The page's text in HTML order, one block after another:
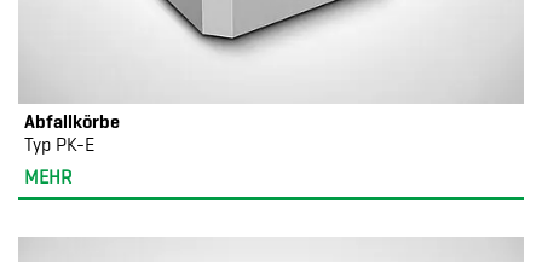
Abfallkörbe
Typ PK-E
MEHR